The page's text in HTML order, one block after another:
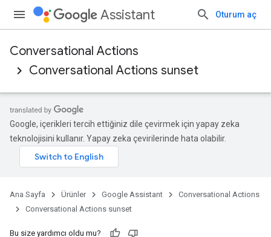
Assistant Oturum aç
Conversational Actions
Conversational Actions sunset
Google, içerikleri tercih ettiğiniz dile çevirmek için yapay zeka
teknolojisini kullanır. Yapay zeka çevirilerinde hata olabilir.
Ana Sayfa Ürünler Google Assistant
Conversational Actions
Conversational Actions sunset
Bu size yardımcı oldu mu?